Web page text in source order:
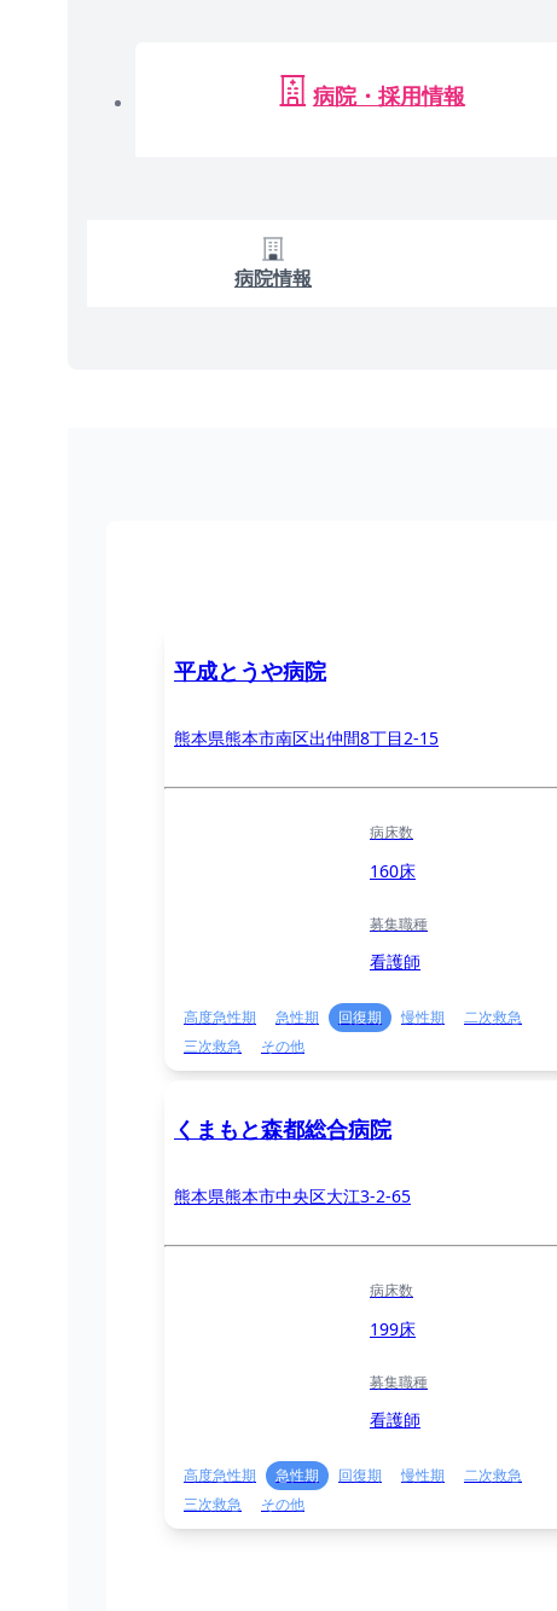
病院・採用情報
病院情報
平成とうや病院
熊本県熊本市南区出仲間8丁目2-15
病床数
160床
募集職種
看護師
高度急性期 急性期 回復期 慢性期
二次救急
三次救急
その他
くまもと森都総合病院
熊本県熊本市中央区大江3-2-65
病床数
199床
募集職種
看護師
高度急性期 急性期 回復期 慢性期
二次救急
三次救急
その他